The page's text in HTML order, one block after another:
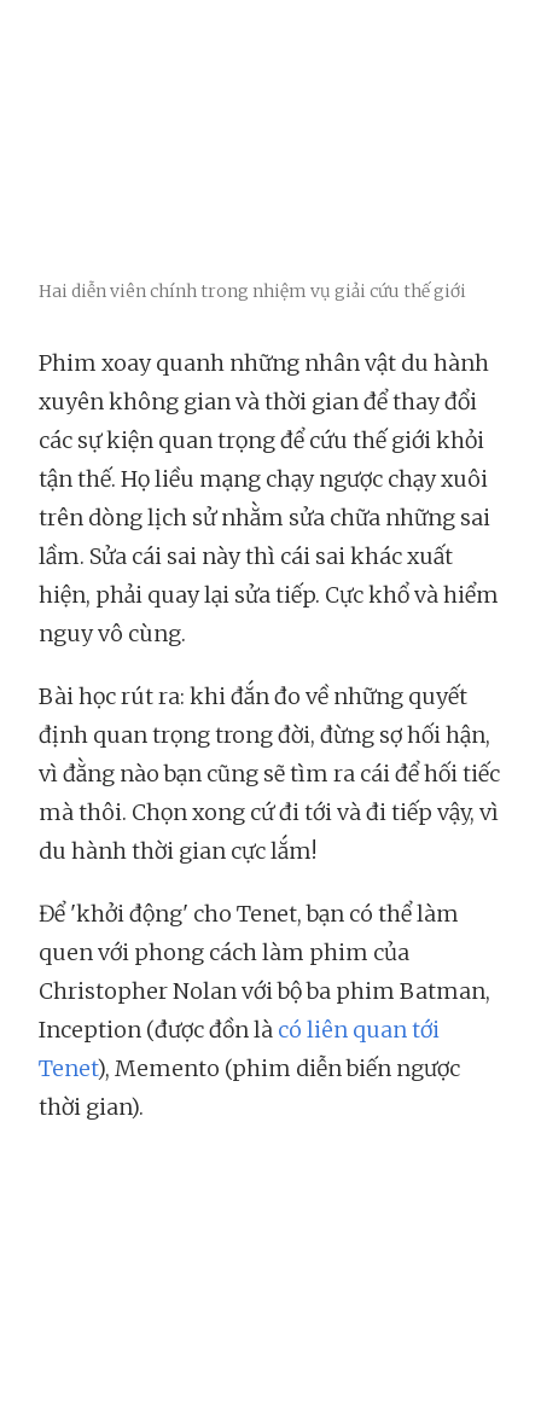
Hai diễn viên chính trong nhiệm vụ giải cứu thế giới
Phim xoay quanh những nhân vật du hành
xuyên không gian và thời gian để thay đổi
các sự kiện quan trọng để cứu thế giới khỏi
tận thế. Họ liều mạng chạy ngược chạy xuôi
trên dòng lịch sử nhằm sửa chữa những sai
lầm. Sửa cái sai này thì cái sai khác xuất
hiện, phải quay lại sửa tiếp. Cực khổ và hiểm
nguy vô cùng.
Bài học rút ra: khi đắn đo về những quyết
định quan trọng trong đời, đừng sợ hối hận,
vì đằng nào bạn cũng sẽ tìm ra cái để hối tiếc
mà thôi. Chọn xong cứ đi tới và đi tiếp vậy, vì
du hành thời gian cực lắm!
Để 'khởi động' cho Tenet, bạn có thể làm
quen với phong cách làm phim của
Christopher Nolan với bộ ba phim Batman,
Inception (được đồn là có liên quan tới
Tenet), Memento (phim diễn biến ngược
thời gian).